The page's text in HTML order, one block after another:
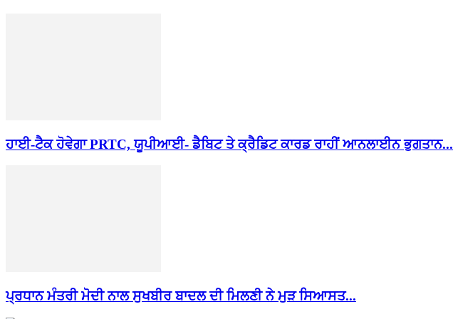
ਹਾਈ-ਟੈਕ ਹੋਵੇਗਾ PRTC, ਯੂਪੀਆਈ- ਡੈਬਿਟ ਤੇ ਕ੍ਰੈਡਿਟ ਕਾਰਡ ਰਾਹੀਂ ਆਨਲਾਈਨ ਭੁਗਤਾਨ...
ਪ੍ਰਧਾਨ ਮੰਤਰੀ ਮੋਦੀ ਨਾਲ ਸੁਖਬੀਰ ਬਾਦਲ ਦੀ ਮਿਲਣੀ ਨੇ ਮੁੜ ਸਿਆਸਤ...